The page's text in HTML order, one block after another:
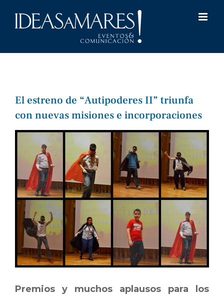
El estreno de “Autipoderes II” triunfa
con nuevas misiones e incorporaciones
Ver
imagen
más
grande
Premios y muchos aplausos para los